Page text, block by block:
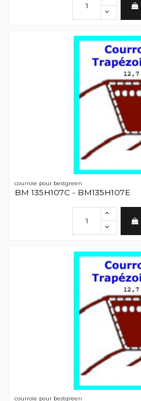
courroie pour bestgreen
BM 135H107C - BM135H107E
courroie pour bestgreen